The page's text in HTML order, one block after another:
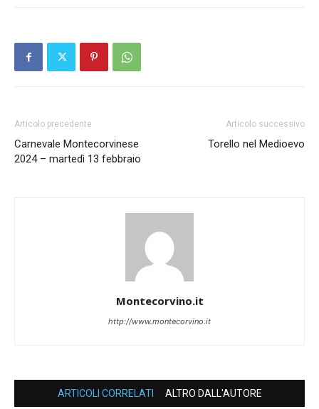
Articolo precedente
Carnevale Montecorvinese
2024 – martedì 13 febbraio
Articolo successivo
Torello nel Medioevo
Montecorvino.it
http://www.montecorvino.it
ARTICOLI CORRELATI ALTRO DALL'AUTORE